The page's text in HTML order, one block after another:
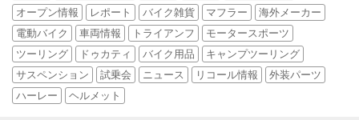
オープン情報
レポート バイク雑貨 マフラー
海外メーカー
電動バイク
車両情報 トライアンフ
モータースポーツ
ツーリング
ドゥカティ バイク用品
キャンプツーリング
サスペンション
試乗会 ニュース リコール情報
外装パーツ
ハーレー
ヘルメット